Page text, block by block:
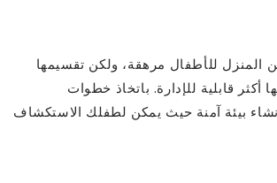
المنزل للأطفال مرهقة، ولكن تقسيمها
قابلية للإدارة. باتخاذ خطوات
بيئة آمنة حيث يمكن لطفلك الاستكشاف